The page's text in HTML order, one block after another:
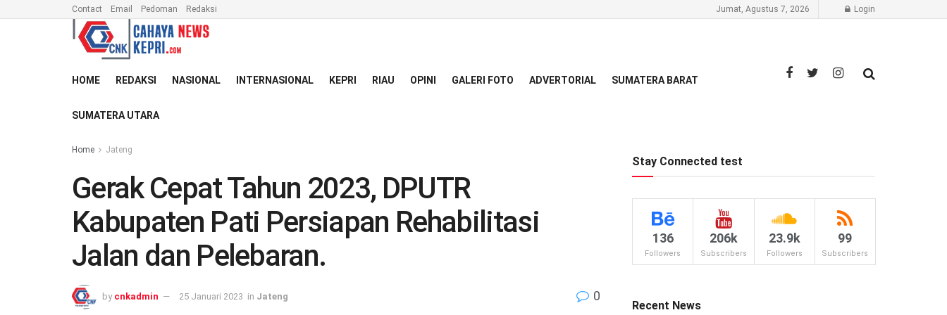
Contact Email Pedoman Redaksi Jumat, Agustus 7, 2026 Login
HOME REDAKSI NASIONAL INTERNASIONAL KEPRI RIAU OPINI GALERI FOTO ADVERTORIAL SUMATERA BARAT
SUMATERA UTARA
Home Jateng
Gerak Cepat Tahun 2023, DPUTR
Kabupaten Pati Persiapan Rehabilitasi
Jalan dan Pelebaran.
by cnkadmin 25 Januari 2023 in Jateng 0
Stay Connected test
136
Followers
206k
Subscribers
23.9k
Followers
99
Subscribers
Recent News